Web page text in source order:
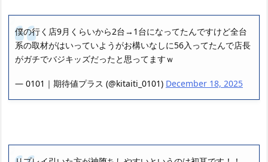
僕の行く店9月くらいから2台→1台になってたんですけど全台
系の取材がはいっていようがお構いなしに56入ってたんで店長
がガチでバジキッズだったと思ってますｗ
— 0101｜期待値プラス (@kitaiti_0101) December 18, 2025